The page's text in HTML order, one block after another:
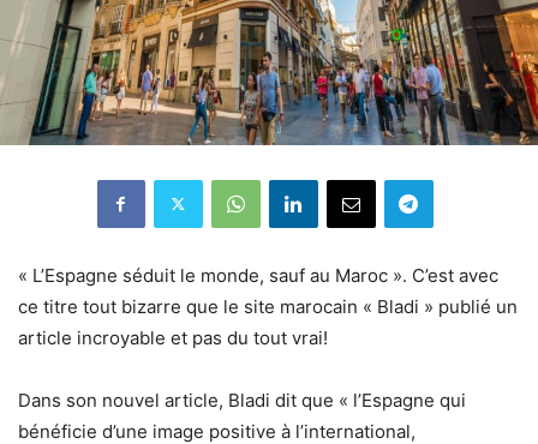
« L’Espagne séduit le monde, sauf au Maroc ». C’est avec
ce titre tout bizarre que le site marocain « Bladi » publié un
article incroyable et pas du tout vrai!
Dans son nouvel article, Bladi dit que « l’Espagne qui
bénéficie d’une image positive à l’international,